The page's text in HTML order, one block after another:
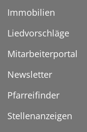
Immobilien
Liedvorschläge
Mitarbeiterportal
Newsletter
Pfarreifinder
Stellenanzeigen